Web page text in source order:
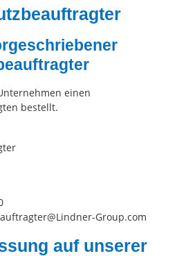
einen
bestellt.
Group.com
auf unserer